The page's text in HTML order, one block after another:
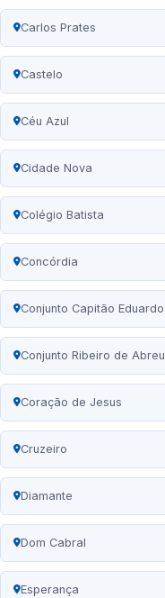
Carlos Prates
Castelo
Céu Azul
Cidade Nova
Colégio Batista
Concórdia
Conjunto Capitão Eduardo
Conjunto Ribeiro de Abreu
Coração de Jesus
Cruzeiro
Diamante
Dom Cabral
Esperança